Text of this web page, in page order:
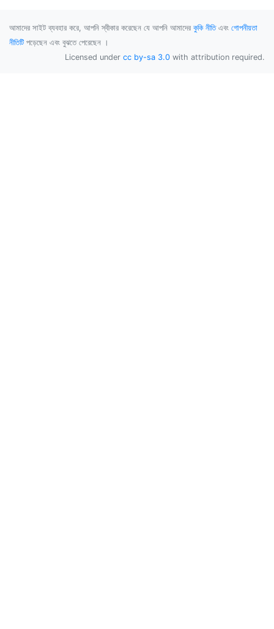
আমাদের সাইট ব্যবহার করে, আপনি স্বীকার করেছেন যে আপনি আমাদের কুকি নীতিএবং গোপনীয়তা
নীতিটি পড়েছেন এবং বুঝতে পেরেছেন ।
Licensed under cc by-sa 3.0 with attribution required.